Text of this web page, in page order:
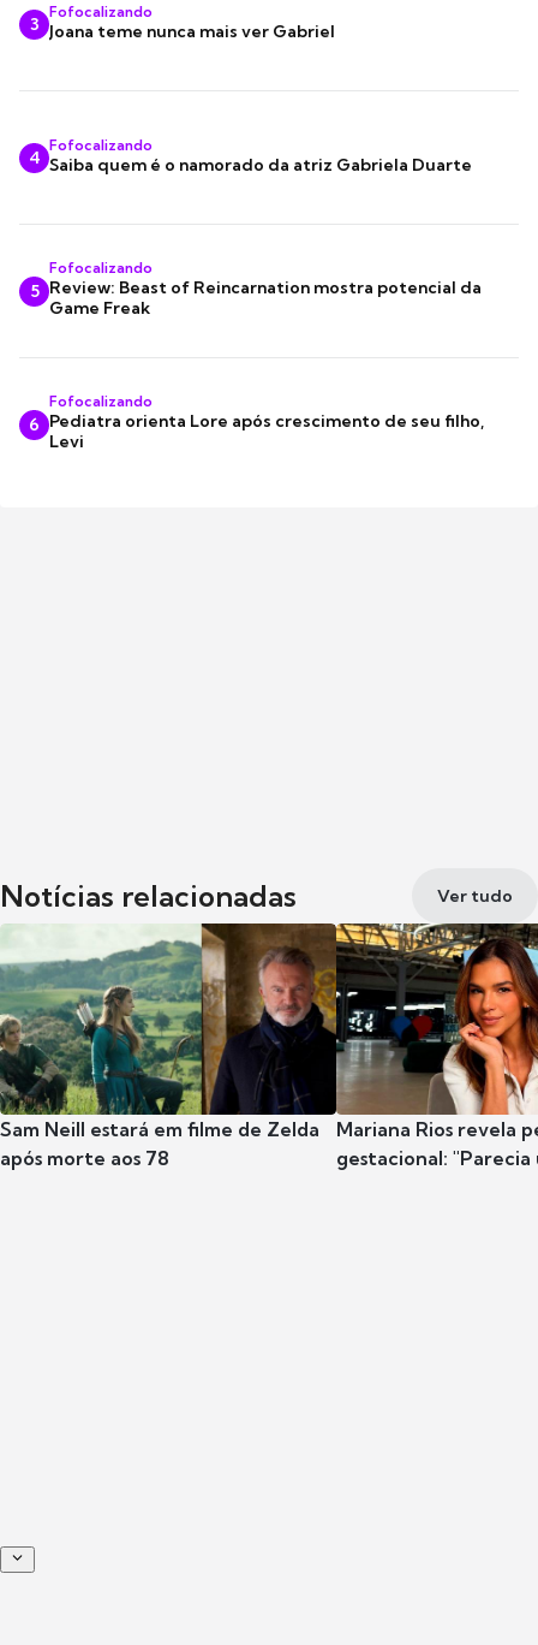
3
Fofocalizando
Joana teme nunca mais ver Gabriel
4
Fofocalizando
Saiba quem é o namorado da atriz Gabriela Duarte
5
Fofocalizando
Review: Beast of Reincarnation mostra potencial da
Game Freak
6
Fofocalizando
Pediatra orienta Lore após crescimento de seu filho,
Levi
Notícias relacionadas Ver tudo
Sam Neill estará em filme de Zelda
após morte aos 78
Mariana Rios revela
gestacional: "Parecia